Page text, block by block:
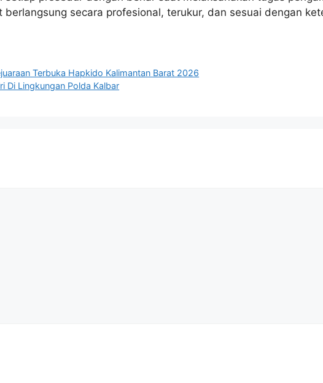
secara profesional, terukur, dan sesuai dengan
Terbuka Hapkido Kalimantan Barat 2026
Di Lingkungan Polda Kalbar